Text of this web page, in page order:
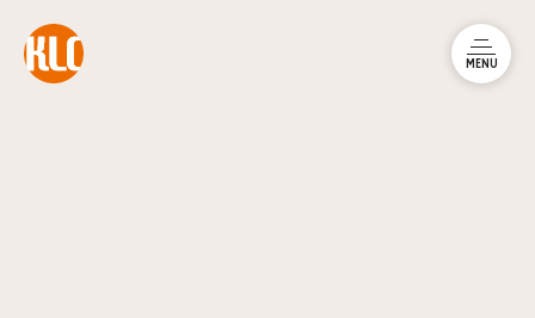
メニ